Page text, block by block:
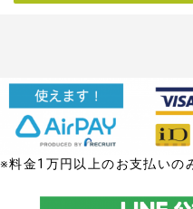
※料金1万円以上のお支払いの